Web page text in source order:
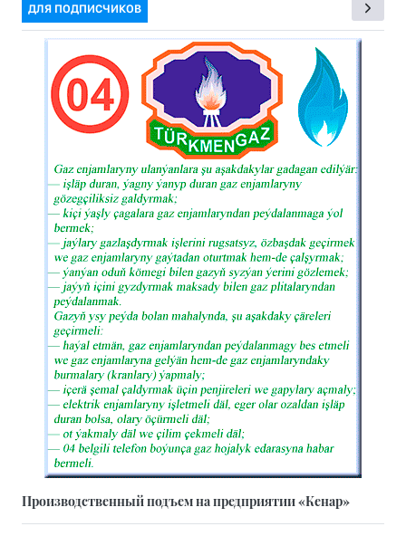
ДЛЯ ПОДПИСЧИКОВ
Производственный подъем на предприятии «Кенар»